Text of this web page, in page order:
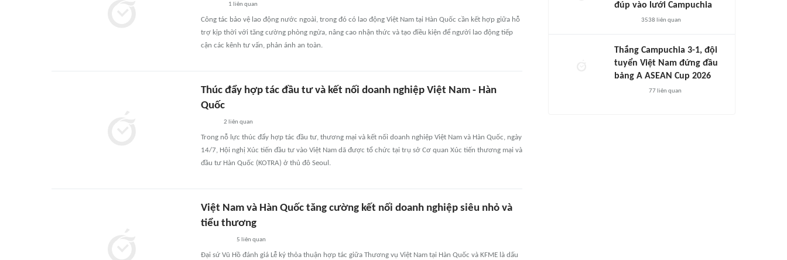
1 liên quan
Công tác bảo vệ lao động nước ngoài, trong đó có lao động Việt Nam tại Hàn Quốc cần kết hợp giữa hỗ
trợ kịp thời với tăng cường phòng ngừa, nâng cao nhận thức và tạo điều kiện để người lao động tiếp
cận các kênh tư vấn, phản ánh an toàn.
Thúc đẩy hợp tác đầu tư và kết nối doanh nghiệp Việt Nam - Hàn
Quốc
2 liên quan
Trong nỗ lực thúc đẩy hợp tác đầu tư, thương mại và kết nối doanh nghiệp Việt Nam và Hàn Quốc, ngày
14/7, Hội nghị Xúc tiến đầu tư vào Việt Nam dã được tổ chức tại trụ sở Cơ quan Xúc tiến thương mại và
đầu tư Hàn Quốc (KOTRA) ở thủ đô Seoul.
Việt Nam và Hàn Quốc tăng cường kết nối doanh nghiệp siêu nhỏ và
tiểu thương
5 liên quan
Đại sứ Vũ Hồ đánh giá Lễ ký thỏa thuận hợp tác giữa Thương vụ Việt Nam tại Hàn Quốc và KFME là dấu
đúp vào lưới Campuchia
3538 liên quan
Thắng Campuchia 3-1, đội
tuyển Việt Nam đứng đầu
bảng A ASEAN Cup 2026
77liên quan